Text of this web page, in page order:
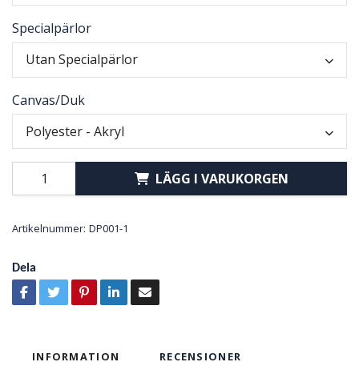
Specialpärlor
Utan Specialpärlor
Canvas/Duk
Polyester - Akryl
LÄGG I VARUKORGEN
Artikelnummer: DP001-1
Dela
INFORMATION RECENSIONER